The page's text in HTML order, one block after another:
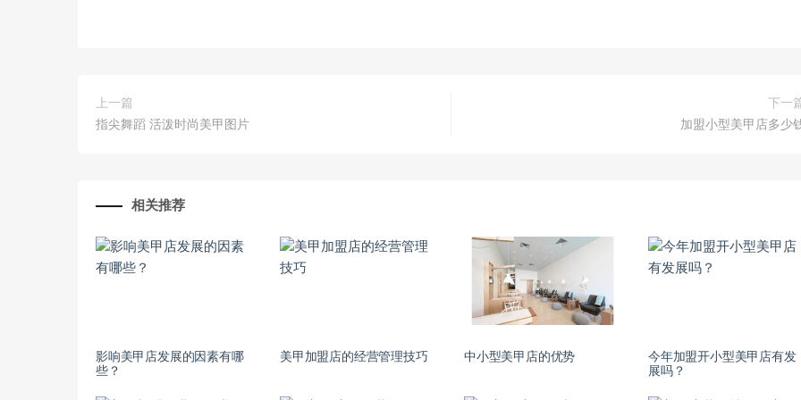
上一篇
指尖舞蹈 活泼时尚美甲图片
下一
加盟小型美甲店多少
相关推荐
影响美甲店发展的因素有哪
些？
美甲加盟店的经营管理技巧 中小型美甲店的优势
今年加盟开小型美甲店有发
展吗？